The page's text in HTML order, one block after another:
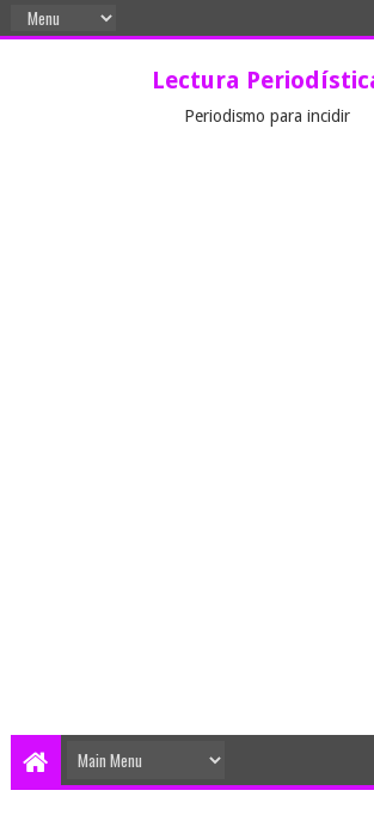
Lectura
Periodismo para incidir